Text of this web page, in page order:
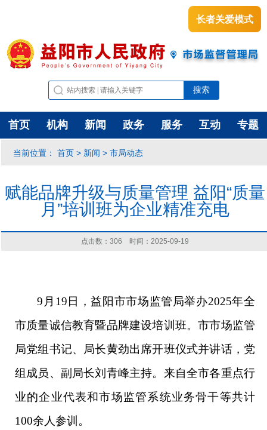
长者关爱模式
首页 机构 新闻 政务 服务 互动 专题
当前位置： 首页 > 新闻 > 市局动态
赋能品牌升级与质量管理 益阳“质量
月”培训班为企业精准充电
点击数： 306 时间：2025-09-19
9月19日，益阳市市场监管局举办2025年全
市质量诚信教育暨品牌建设培训班。市市场监管
局党组书记、局长黄劲出席开班仪式并讲话，党
组成员、副局长刘青峰主持。来自全市各重点行
业的企业代表和市场监管系统业务骨干等共计
100余人参训。